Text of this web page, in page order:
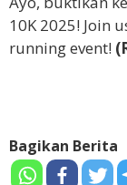
10K 2025! Join
running event!
Bagikan Berita